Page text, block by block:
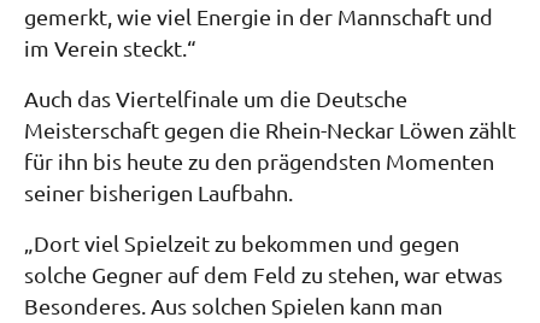
gemerkt, wie viel Energie in der Mannschaft und
im Verein steckt.“
Auch das Viertelfinale um die Deutsche
Meisterschaft gegen die Rhein-Neckar Löwen zählt
für ihn bis heute zu den prägendsten Momenten
seiner bisherigen Laufbahn.
„Dort viel Spielzeit zu bekommen und gegen
solche Gegner auf dem Feld zu stehen, war etwas
Besonderes. Aus solchen Spielen kann man